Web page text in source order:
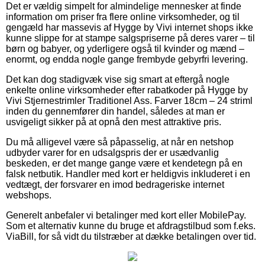
Det er vældig simpelt for almindelige mennesker at finde
information om priser fra flere online virksomheder, og til
gengæld har massevis af Hygge by Vivi internet shops ikke
kunne slippe for at stampe salgspriserne på deres varer – til
børn og babyer, og yderligere også til kvinder og mænd –
enormt, og endda nogle gange frembyde gebyrfri levering.
Det kan dog stadigvæk vise sig smart at eftergå nogle
enkelte online virksomheder efter rabatkoder på Hygge by
Vivi Stjernestrimler Traditionel Ass. Farver 18cm – 24 striml
inden du gennemfører din handel, således at man er
usvigeligt sikker på at opnå den mest attraktive pris.
Du må alligevel være så påpasselig, at når en netshop
udbyder varer for en udsalgspris der er usædvanlig
beskeden, er det mange gange være et kendetegn på en
falsk netbutik. Handler med kort er heldigvis inkluderet i en
vedtægt, der forsvarer en imod bedrageriske internet
webshops.
Generelt anbefaler vi betalinger med kort eller MobilePay.
Som et alternativ kunne du bruge et afdragstilbud som f.eks.
ViaBill, for så vidt du tilstræber at dække betalingen over tid.